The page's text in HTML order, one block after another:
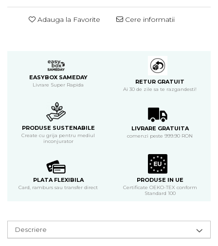
Adauga la Favorite Cere informatii
EASYBOX SAMEDAY
Livrare Super Rapida RETUR GRATUIT
Ai 30 de zile sa te razgandesti!
PRODUSE SUSTENABILE
Create cu grija pentru mediul
inconjurator
LIVRARE GRATUITA
comenzi peste 999.90 RON
PLATA FLEXIBILA
Card, ramburs sau transfer direct
PRODUSE IN UE
Certificate OEKO-TEX conform
Standard 100
Descriere